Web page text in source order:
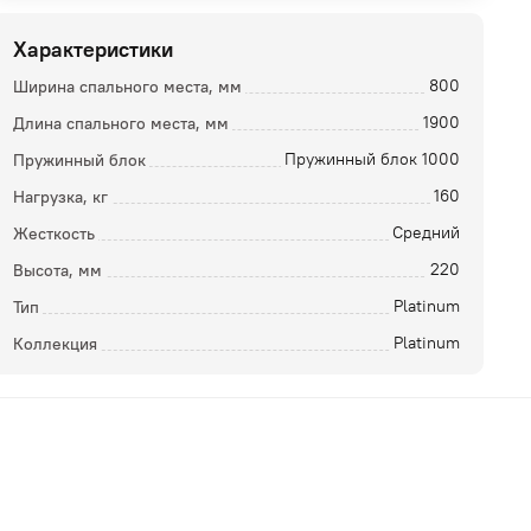
Характеристики
Ширина спального места, мм 800
Длина спального места, мм 1900
Пружинный блок Пружинный блок 1000
Нагрузка, кг 160
Жесткость Средний
Высота, мм 220
Тип Platinum
Коллекция Platinum